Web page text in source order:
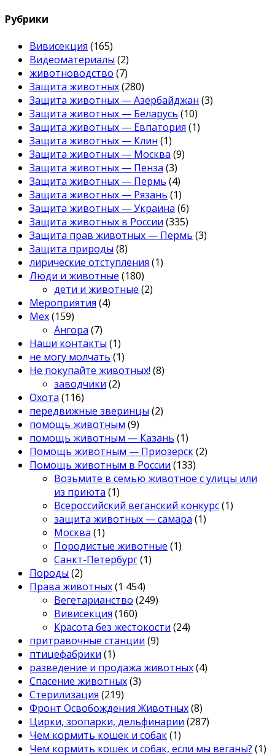
Рубрики
Вивисекция (165)
Видеоматериалы (2)
животноводство (7)
Защита животных(280)
Защита животных — Азербайджан (3)
Защита животных — Беларусь (10)
Защита животных — Евпатория (1)
Защита животных — Клин (1)
Защита животных — Москва (9)
Защита животных — Пенза (3)
Защита животных — Пермь (4)
Защита животных — Рязань (1)
Защита животных — Украина (6)
Защита животных в России (335)
Защита прав животных — Пермь (3)
Защита природы (8)
лирические отступления (1)
Люди и животные (180)
дети и животные (2)
Мероприятия (4)
Мех(159)
Ангора (7)
Наши контакты (1)
не могу молчать (1)
Не покупайте животных! (8)
заводчики (2)
Охота (116)
передвижные зверинцы (2)
помощь животным (9)
помощь животным — Казань (1)
Помощь животным — Приозерск(2)
Помощь животным в России (133)
Возьмите в семью животное с улицы или
из приюта (1)
Всероссийский веганский конкурс(1)
защита животных — самара (1)
Москва (1)
Породистые животные (1)
Санкт-Петербург(1)
Породы (2)
Права животных(1 454)
Вегетарианство (249)
Вивисекция (160)
Красота без жестокости (24)
притравочные станции (9)
птицефабрики (1)
разведение и продажа животных(4)
Спасение животных(3)
Стерилизация (219)
Фронт Освобождения Животных(8)
Цирки, зоопарки, дельфинарии (287)
Чем кормить кошек и собак(1)
Чем кормить кошек и собак, если мы веганы? (1)